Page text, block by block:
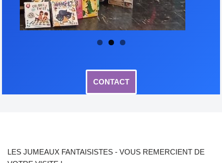
CONTACT
LES JUMEAUX FANTAISISTES - VOUS REMERCIENT DE